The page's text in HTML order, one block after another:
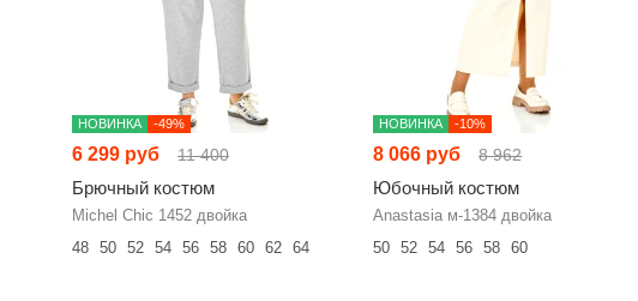
НОВИНКА -49%
6 299 руб 11 400
Брючный костюм
Michel Chic 1452 двойка
48 50 52 54 56 58 60 62 64
НОВИНКА -10%
8 066 руб 8 962
Юбочный костюм
Anastasia м-1384 двойка
50
52 54 56 58 60